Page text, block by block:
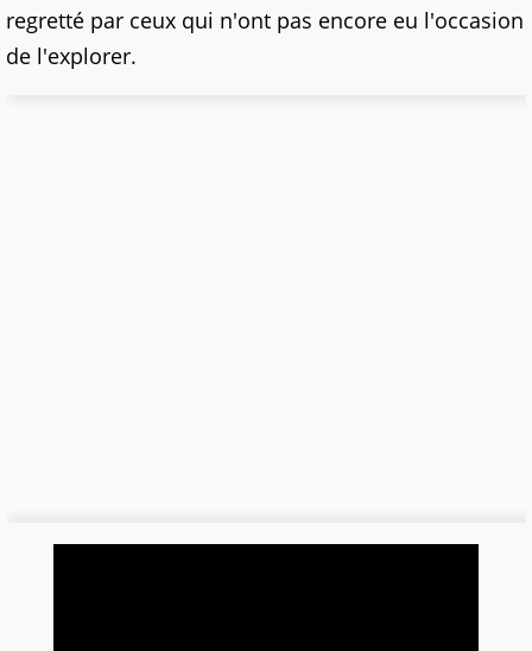
regretté par ceux qui n'ont pas encore eu l'occasion
de l'explorer.